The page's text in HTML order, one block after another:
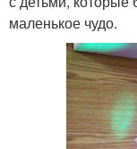
маленькое чудо.